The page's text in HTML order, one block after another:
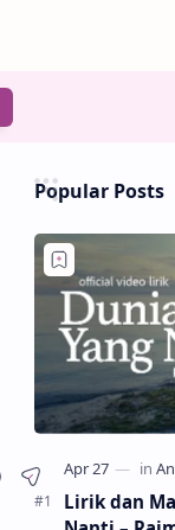
Popular Posts
Lirik dan